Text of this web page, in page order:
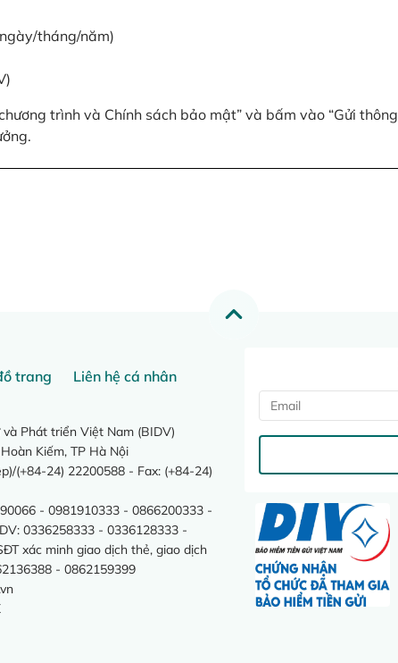
tháng/năm)
trình và Chính sách bảo mật” và bấm vào “Gửi thông
trang
Liên hệ cá nhân
Phát triển Việt Nam (BIDV)
Kiếm, TP Hà Nội
(+84-24) 22200588 - Fax: (+84-24)
- 0981910333 - 0866200333 -
0336258333 - 0336128333 -
xác minh giao dịch thẻ, giao dịch
- 0862159399